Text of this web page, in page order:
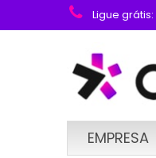
Ligue grátis:
EMPRESA